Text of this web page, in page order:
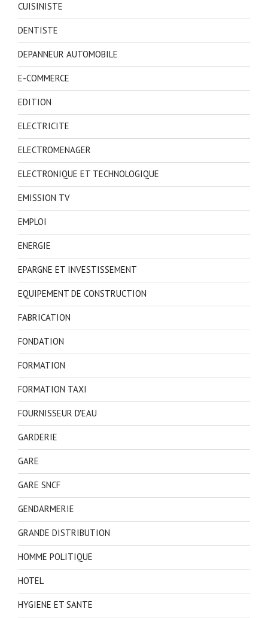
CUISINISTE
DENTISTE
DEPANNEUR AUTOMOBILE
E-COMMERCE
EDITION
ELECTRICITE
ELECTROMENAGER
ELECTRONIQUE ET TECHNOLOGIQUE
EMISSION TV
EMPLOI
ENERGIE
EPARGNE ET INVESTISSEMENT
EQUIPEMENT DE CONSTRUCTION
FABRICATION
FONDATION
FORMATION
FORMATION TAXI
FOURNISSEUR D'EAU
GARDERIE
GARE
GARE SNCF
GENDARMERIE
GRANDE DISTRIBUTION
HOMME POLITIQUE
HOTEL
HYGIENE ET SANTE